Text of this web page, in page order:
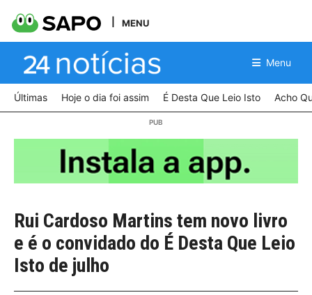
MENU
Menu
Últimas Hoje o dia foi assim É Desta Que Leio Isto Acho
Rui Cardoso Martins tem novo livro
e é o convidado do É Desta Que Leio
Isto de julho